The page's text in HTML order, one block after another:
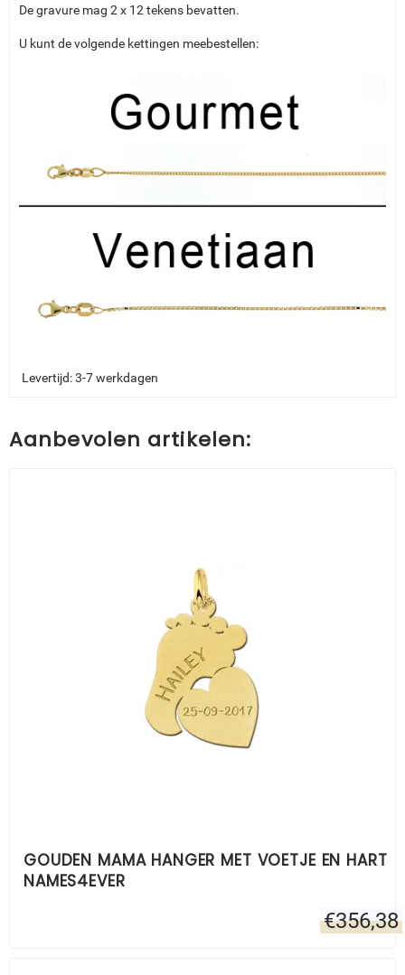
De gravure mag 2 x 12 tekens bevatten.
U kunt de volgende kettingen meebestellen:
Levertijd: 3-7 werkdagen
Aanbevolen artikelen:
GOUDEN MAMA HANGER MET VOETJE EN HART
NAMES4EVER
€356,38